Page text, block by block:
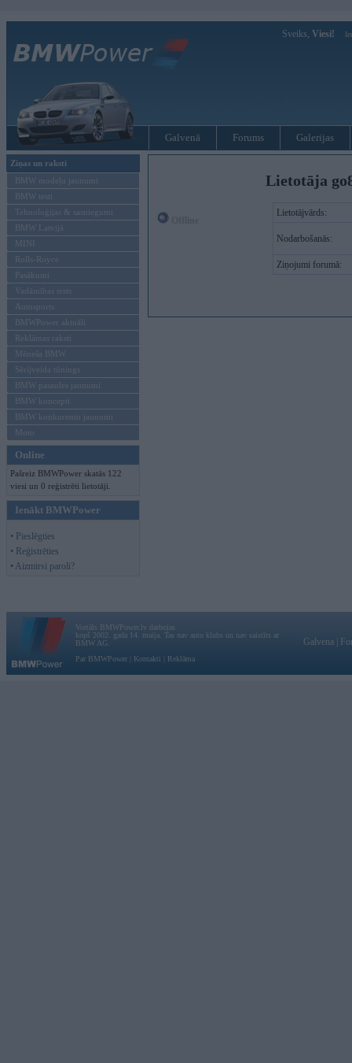
Sveiks, Viesi!
Galvenā Forums Galerijas
Ziņas un raksti
BMW modeļu jaunumi
BMW testi
Tehnoloģijas & sasniegumi
BMW Latvijā
MINI
Rolls-Royce
Pasākumi
Vadāmības tests
Autosports
BMWPower aktuāli
Reklāmas raksti
Mēneša BMW
Sērijveida tūnings
BMW pasaules jaunumi
BMW koncepti
BMW konkurentu jaunumi
Moto
Online
Pašreiz BMWPower skatās 122
viesi un 0 reģistrēti lietotāji.
Ienākt BMWPower
• Pieslēgties
• Reģistrēties
• Aizmirsi paroli?
Lietotāja
Lietotājvārds:
Nodarbošanās:
Ziņojumi forumā:
Vortāls BMWPower.lv darbojas
kopš 2002. gada 14. maija. Tas nav auto klubs un nav saistīts ar
BMW AG.
Par BMWPower
Kontakti Reklāma
Galvena